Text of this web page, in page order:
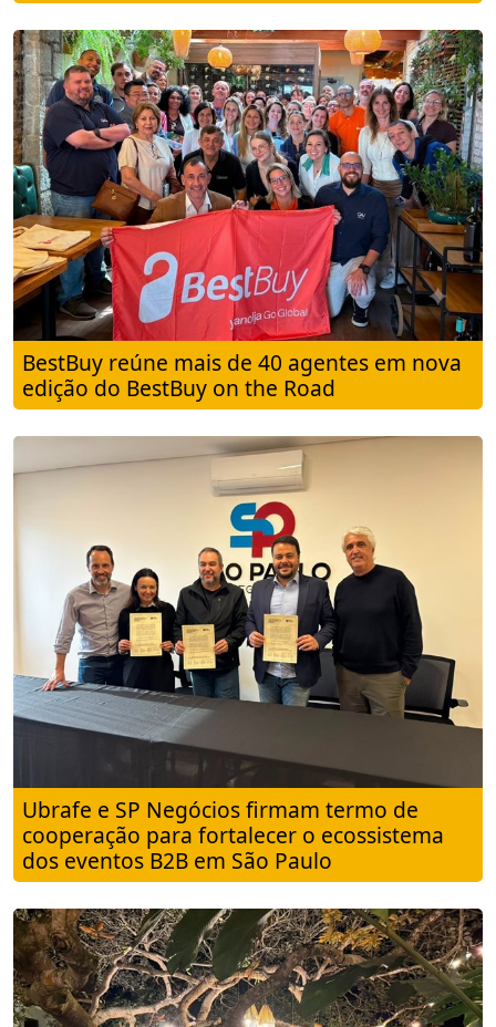
BestBuy reúne mais de 40 agentes em nova
edição do BestBuy on the Road
Ubrafe e SP Negócios firmam termo de
cooperação para fortalecer o ecossistema
dos eventos B2B em São Paulo